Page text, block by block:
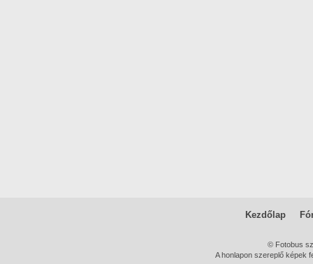
Kezdőlap
© Fotobus
A honlapon szereplő képek